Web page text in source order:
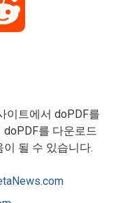
이트에서 doPDF를
를 다운로드
될 수 있습니다.